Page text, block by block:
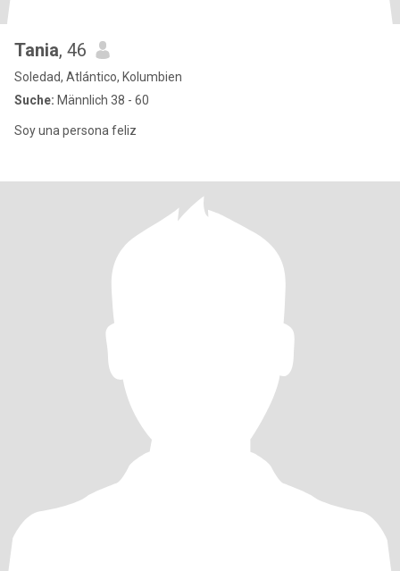
Tania, 46
Soledad, Atlántico, Kolumbien
Suche: Männlich 38 - 60
Soy una persona feliz